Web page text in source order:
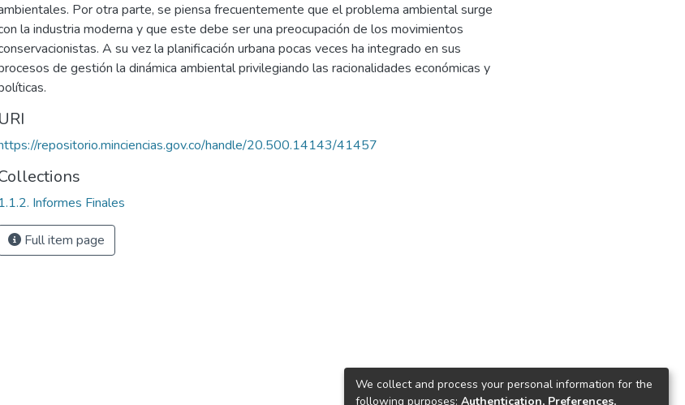
Por otra parte, se piensa frecuentemente que el problema ambiental surge
la industria moderna y que este debe ser una preocupación de los movimientos
A su vez la planificación urbana pocas veces ha integrado en sus
de gestión la dinámica ambiental privilegiando las racionalidades económicas y
URI
repositorio.minciencias.gov.co/handle/20.500.14143/41457
1.1.2. Informes Finales
Full item page
We collect and process your personal information for the
following purposes: Authentication, Preferences,